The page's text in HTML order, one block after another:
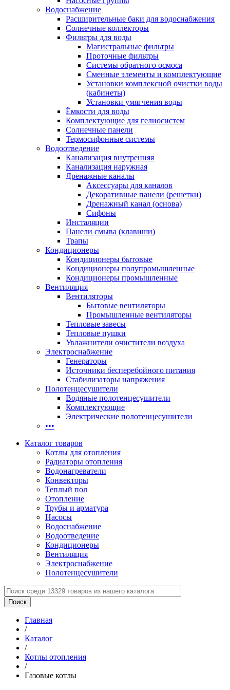
Водоснабжение
Расширительные баки для водоснабжения
Солнечные коллекторы
Фильтры для воды
Магистральные фильтры
Проточные фильтры
Системы обратного осмоса
Сменные элементы и комплектующие
Установки комплексной очистки воды
(кабинеты)
Установки умягчения воды
Ёмкости для воды
Комплектующие для гелиосистем
Солнечные панели
Термосифонные системы
Водоотведение
Канализация внутренняя
Канализация наружная
Дренажные каналы
Аксессуары для каналов
Декоративные панели (решетки)
Дренажный канал (основа)
Сифоны
Инсталяции
Панели смыва (клавиши)
Трапы
Кондиционеры
Кондиционеры бытовые
Кондиционеры полупромышленные
Кондиционеры промышленные
Вентиляция
Вентиляторы
Бытовые вентиляторы
Промышленные вентиляторы
Тепловые завесы
Тепловые пушки
Увлажнители очистители воздуха
Электроснабжение
Генераторы
Источники бесперебойного питания
Стабилизаторы напряжения
Полотенцесушители
Водяные полотенцесушители
Комплектующие
Электрические полотенцесушители
•••
Каталог товаров
Котлы для отопления
Радиаторы отопления
Водонагреватели
Конвекторы
Теплый пол
Отопление
Трубы и арматура
Насосы
Водоснабжение
Водоотведение
Кондиционеры
Вентиляция
Электроснабжение
Полотенцесушители
Главная
/
Каталог
/
Котлы отопления
/
Газовые котлы